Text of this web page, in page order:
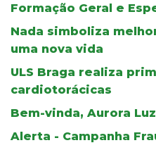
Formação Geral e
Nada simboliza
uma nova vida
ULS Braga realiza
cardiotorácicas
Bem-vinda, Aurora
Alerta - Campanha